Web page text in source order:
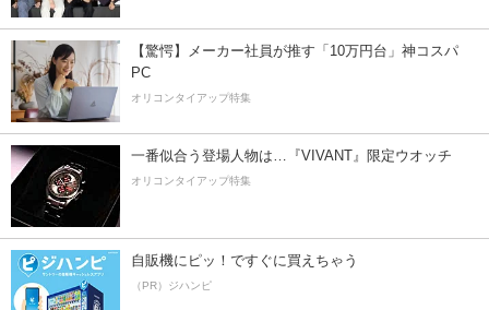
【驚愕】メーカー社員が推す「10万円台」神コスパ
PC
オリコンタイアップ特集
一番似合う登場人物は…『VIVANT』限定ウオッチ
オリコンタイアップ特集
自販機にピッ！ですぐに買えちゃう
（PR）ジハンピ